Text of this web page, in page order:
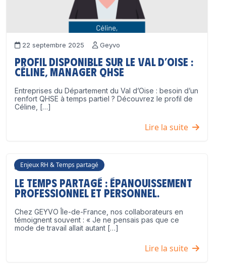
22 septembre 2025 Geyvo
Profil disponible sur le Val d’Oise :
Céline, Manager QHSE
Entreprises du Département du Val d’Oise : besoin d’un
renfort QHSE à temps partiel ? Découvrez le profil de
Céline, […]
Lire la suite
Enjeux RH & Temps partagé
17 juillet 2025 Geyvo
Le temps partagé : épanouissement
professionnel ET personnel.
Chez GEYVO Île-de-France, nos collaborateurs en
témoignent souvent : « Je ne pensais pas que ce
mode de travail allait autant […]
Lire la suite